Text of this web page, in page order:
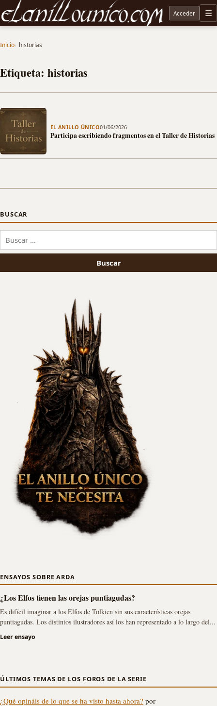
Noticias sobre Tolkien: El Señor de los Anillos, Los Anillos de Poder, La Caza de Gollum, la
Acceder
Inicio historias
Etiqueta: historias
EL ANILLO ÚNICO01/06/2026
Participa escribiendo fragmentos en el Taller de Historias
BUSCAR
Buscar:
ENSAYOS SOBRE ARDA
¿Los Elfos tienen las orejas puntiagudas?
Es difícil imaginar a los Elfos de Tolkien sin sus características orejas
puntiagudas. Los distintos ilustradores así los han representado a lo largo del...
Leer ensayo
ÚLTIMOS TEMAS DE LOS FOROS DE LA SERIE
¿Qué opináis de lo que se ha visto hasta ahora? por